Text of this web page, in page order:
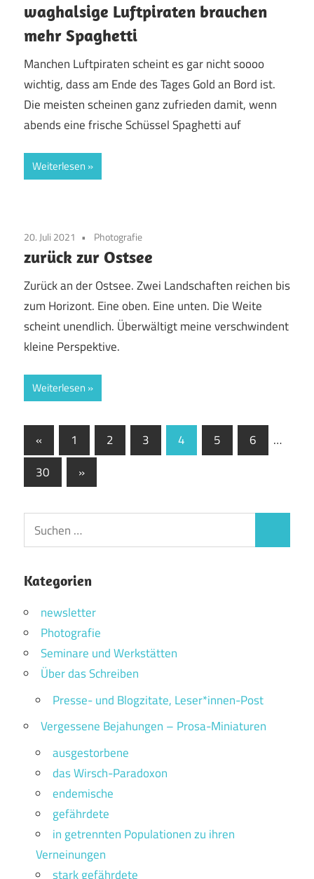
waghalsige Luftpiraten brauchen
mehr Spaghetti
Manchen Luftpiraten scheint es gar nicht soooo
wichtig, dass am Ende des Tages Gold an Bord ist.
Die meisten scheinen ganz zufrieden damit, wenn
abends eine frische Schüssel Spaghetti auf
Weiterlesen
20. Juli 2021 Photografie
zurück zur Ostsee
Zurück an der Ostsee. Zwei Landschaften reichen bis
zum Horizont. Eine oben. Eine unten. Die Weite
scheint unendlich. Überwältigt meine verschwindent
kleine Perspektive.
Weiterlesen
Seitennummerierung
der
Beiträge
« Vorherige
Beiträge
1 2 3 4 5 6
…
30
Nächste
Beiträge
»
Suchen
nach:
Kategorien
newsletter
Photografie
Seminare und Werkstätten
Über das Schreiben
Presse- und Blogzitate, Leser*innen-Post
Vergessene Bejahungen – Prosa-Miniaturen
ausgestorbene
das Wirsch-Paradoxon
endemische
gefährdete
in getrennten Populationen zu ihren
Verneinungen
stark gefährdete